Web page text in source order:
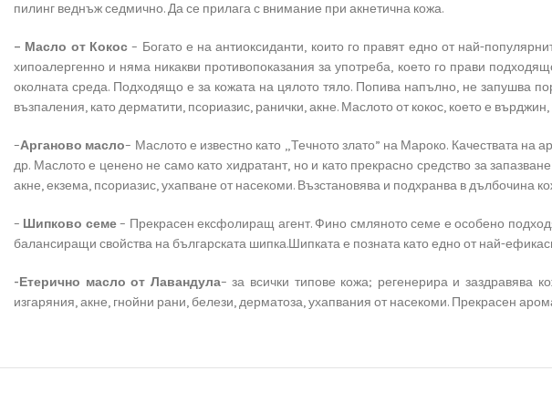
пилинг веднъж седмично. Да се прилага с внимание при акнетична кожа.
– Масло от Кокос– Богато е на антиоксиданти, които го правят едно от най-
хипоалергенно и няма никакви противопоказания за употреба, което го прави
околната среда. Подходящо е за кожата на цялото тяло. Попива напълно, не запушва
възпаления, като дерматити, псориазис, ранички, акне. Маслото от кокос, което е
–Арганово масло– Маслото е известно като „Течното злато” на Мароко. Качествата
др. Маслото е ценено не само като хидратант, но и като прекрасно средство за
акне, екзема, псориазис, ухапване от насекоми. Възстановява и подхранва в дълбочина
– Шипково семе– Прекрасен ексфолиращ агент. Фино смляното семе е особено
балансиращи свойства на българската шипка.Шипката е позната като едно от най-
-Етерично масло от Лавандула– за всички типове кожа; регенерира и заздравява
изгаряния, акне, гнойни рани, белези, дерматоза, ухапвания от насекоми. Прекрасен